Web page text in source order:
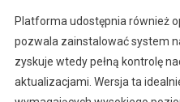
Platforma udostępnia również
pozwala zainstalować system
zyskuje wtedy pełną kontrolę
aktualizacjami. Wersja ta